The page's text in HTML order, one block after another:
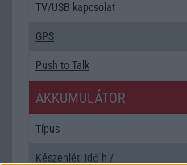
TV/USB kapcsolat
GPS
Push to Talk
AKKUMULÁTOR
Típus
Készenléti idő h /